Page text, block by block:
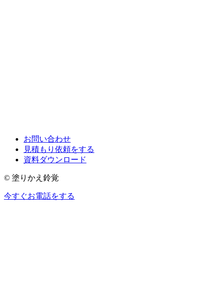
お問い合わせ
見積もり依頼をする
資料ダウンロード
© 塗りかえ鈴覚
今すぐお電話をする